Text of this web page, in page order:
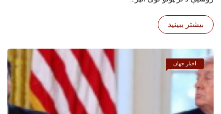
بیشتر ببینید
اخبار جهان